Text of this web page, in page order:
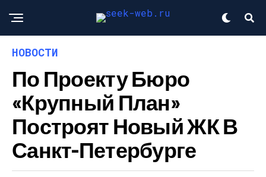
НОВОСТИ
По Проекту Бюро
«Крупный План»
Построят Новый ЖК В
Санкт-Петербурге